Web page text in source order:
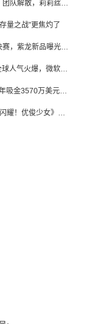
腾讯曝百亿收购案，《辉烬》团队解散，莉莉丝新作曝光｜陀螺周报
量之战”更焦灼了
三七网易Avia放假看世界杯决赛，紫龙新品曝光，米哈游新作上线 | 陀螺周报
暑期档新作扎堆，BW2026全球人气火爆，微软XBOX大裁员|陀螺周报
《皮克敏 Bloom》2026上半年吸金3570万美元，中国台湾成最大市场
出海首年营收超1亿美元，《闪耀！优俊少女》美国市场占比达七成